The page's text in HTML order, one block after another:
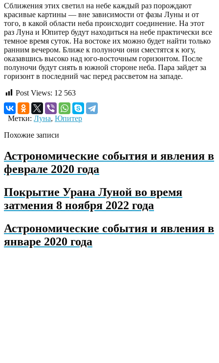
Сближения этих светил на небе каждый раз порождают
красивые картины — вне зависимости от фазы Луны и от
того, в какой области неба происходит соединение. На этот
раз Луна и Юпитер будут находиться на небе практически все
темное время суток. На востоке их можно будет найти только
ранним вечером. Ближе к полуночи они сместятся к югу,
оказавшись высоко над юго-восточным горизонтом. После
полуночи будут сиять в южной стороне неба. Пара зайдет за
горизонт в последний час перед рассветом на западе.
Post Views: 12 563
Метки: Луна, Юпитер
Похожие записи
Астрономические события и явления в
феврале 2020 года
Покрытие Урана Луной во время
затмения 8 ноября 2022 года
Астрономические события и явления в
январе 2020 года